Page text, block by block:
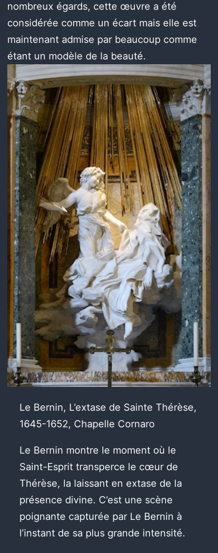
nombreux égards, cette œuvre a été
considérée comme un écart mais elle est
maintenant admise par beaucoup comme
étant un modèle de la beauté.
Le Bernin, L’extase de Sainte Thérèse,
1645-1652, Chapelle Cornaro
Le Bernin montre le moment où le
Saint-Esprit transperce le cœur de
Thérèse, la laissant en extase de la
présence divine. C’est une scène
poignante capturée par Le Bernin à
l’instant de sa plus grande intensité.